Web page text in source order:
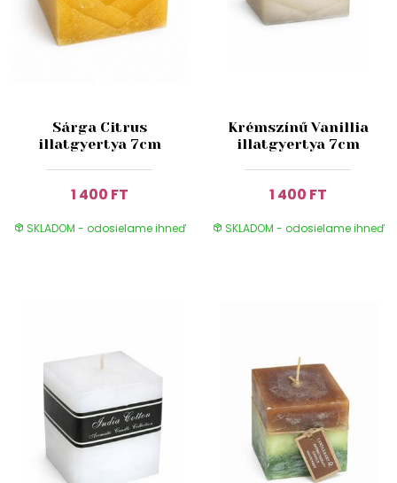
Sárga Citrus
illatgyertya 7cm
1 400 FT
SKLADOM - odosielame ihneď
Krémszínű Vanillia
illatgyertya 7cm
1 400 FT
SKLADOM - odosielame ihneď